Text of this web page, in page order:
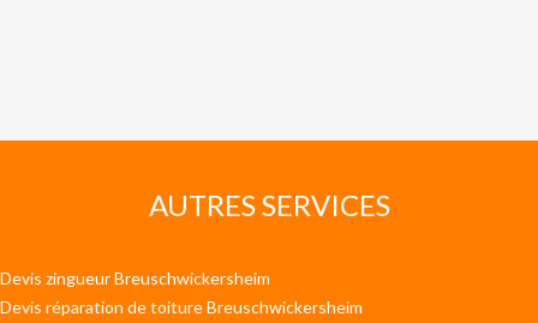
AUTRES SERVICES
Devis zingueur Breuschwickersheim
Devis réparation de toiture Breuschwickersheim